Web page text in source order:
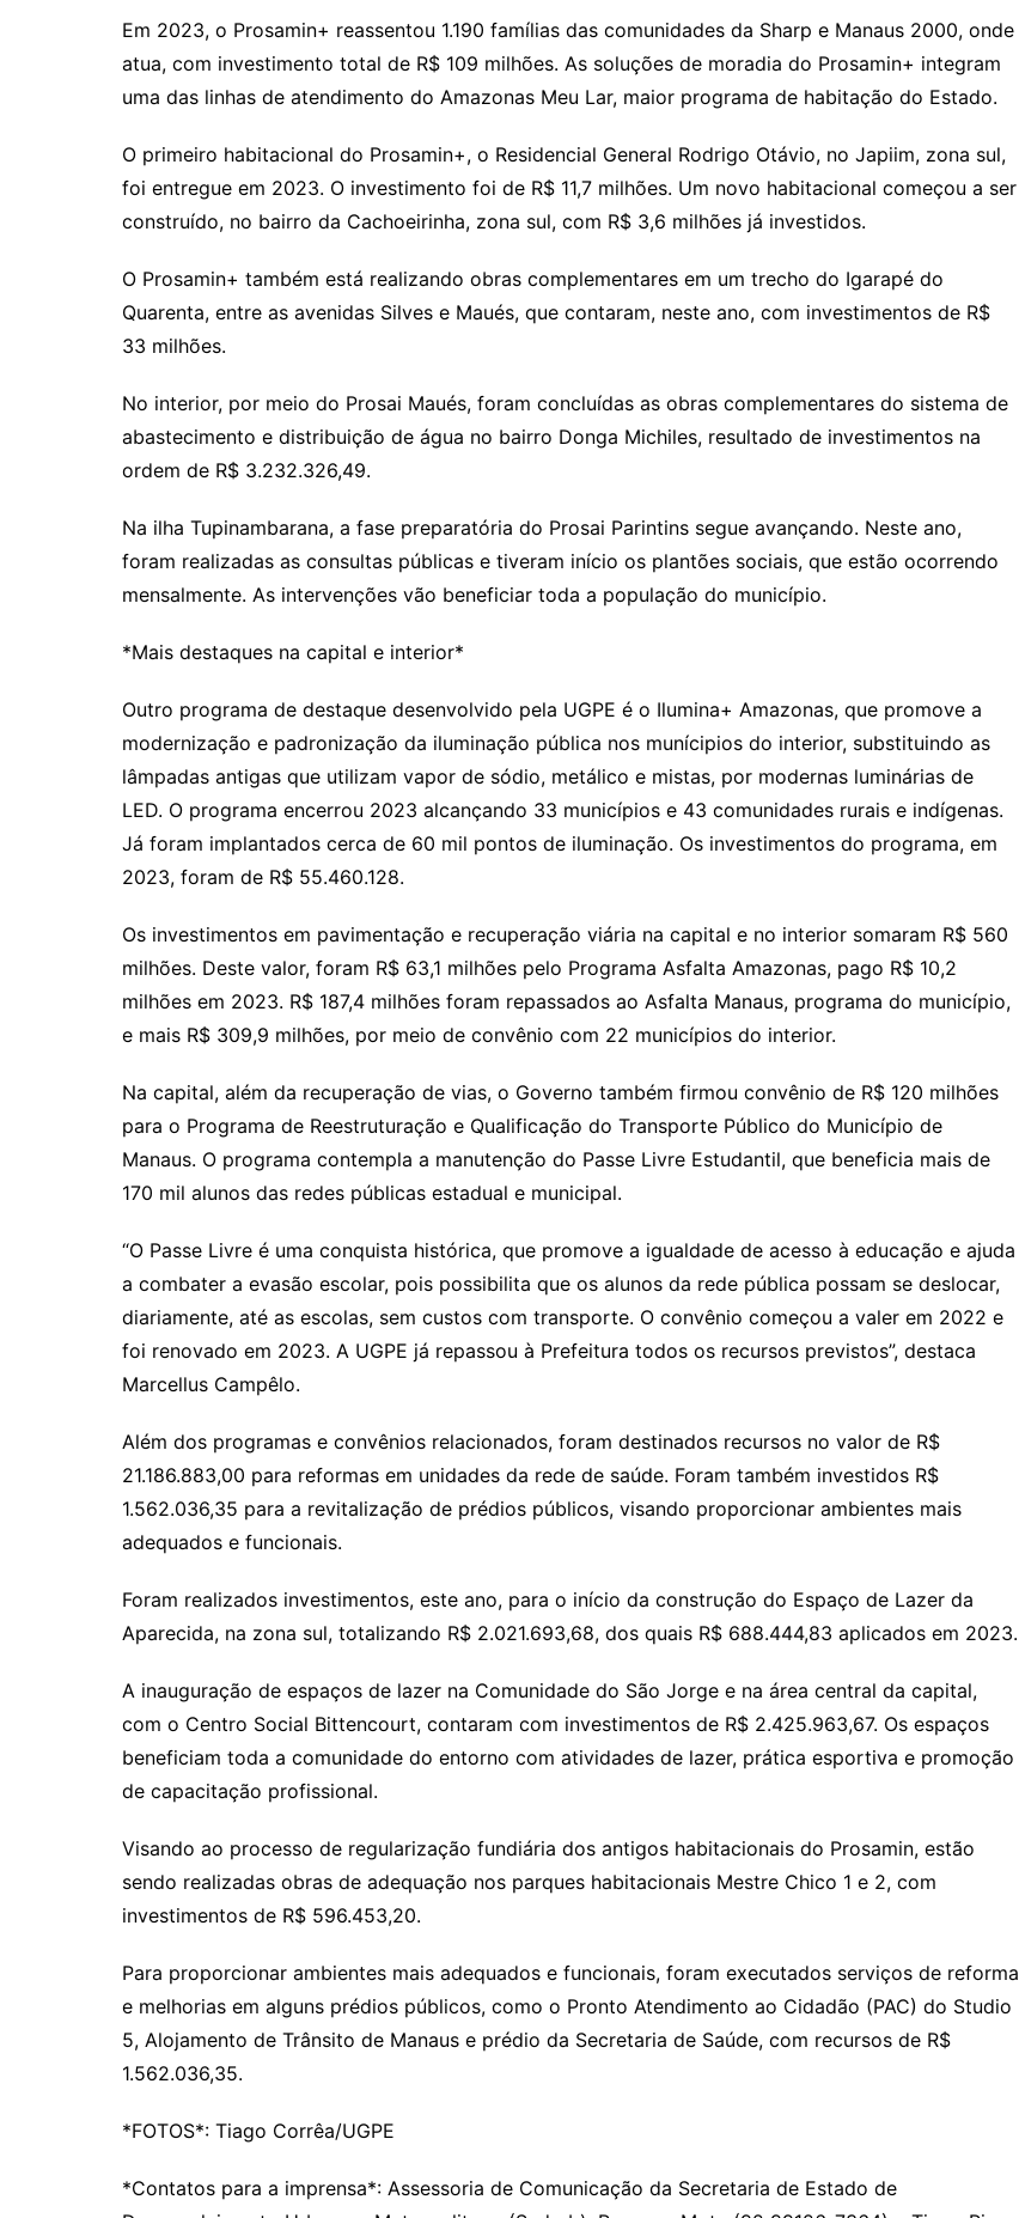
Em 2023, o Prosamin+ reassentou 1.190 famílias das comunidades da Sharp e Manaus 2000, onde
atua, com investimento total de R$ 109 milhões. As soluções de moradia do Prosamin+ integram
uma das linhas de atendimento do Amazonas Meu Lar, maior programa de habitação do Estado.
O primeiro habitacional do Prosamin+, o Residencial General Rodrigo Otávio, no Japiim, zona sul,
foi entregue em 2023. O investimento foi de R$ 11,7 milhões. Um novo habitacional começou a ser
construído, no bairro da Cachoeirinha, zona sul, com R$ 3,6 milhões já investidos.
O Prosamin+ também está realizando obras complementares em um trecho do Igarapé do
Quarenta, entre as avenidas Silves e Maués, que contaram, neste ano, com investimentos de R$
33 milhões.
No interior, por meio do Prosai Maués, foram concluídas as obras complementares do sistema de
abastecimento e distribuição de água no bairro Donga Michiles, resultado de investimentos na
ordem de R$ 3.232.326,49.
Na ilha Tupinambarana, a fase preparatória do Prosai Parintins segue avançando. Neste ano,
foram realizadas as consultas públicas e tiveram início os plantões sociais, que estão ocorrendo
mensalmente. As intervenções vão beneficiar toda a população do município.
*Mais destaques na capital e interior*
Outro programa de destaque desenvolvido pela UGPE é o Ilumina+ Amazonas, que promove a
modernização e padronização da iluminação pública nos munícipios do interior, substituindo as
lâmpadas antigas que utilizam vapor de sódio, metálico e mistas, por modernas luminárias de
LED. O programa encerrou 2023 alcançando 33 municípios e 43 comunidades rurais e indígenas.
Já foram implantados cerca de 60 mil pontos de iluminação. Os investimentos do programa, em
2023, foram de R$ 55.460.128.
Os investimentos em pavimentação e recuperação viária na capital e no interior somaram R$ 560
milhões. Deste valor, foram R$ 63,1 milhões pelo Programa Asfalta Amazonas, pago R$ 10,2
milhões em 2023. R$ 187,4 milhões foram repassados ao Asfalta Manaus, programa do município,
e mais R$ 309,9 milhões, por meio de convênio com 22 municípios do interior.
Na capital, além da recuperação de vias, o Governo também firmou convênio de R$ 120 milhões
para o Programa de Reestruturação e Qualificação do Transporte Público do Município de
Manaus. O programa contempla a manutenção do Passe Livre Estudantil, que beneficia mais de
170 mil alunos das redes públicas estadual e municipal.
“O Passe Livre é uma conquista histórica, que promove a igualdade de acesso à educação e ajuda
a combater a evasão escolar, pois possibilita que os alunos da rede pública possam se deslocar,
diariamente, até as escolas, sem custos com transporte. O convênio começou a valer em 2022 e
foi renovado em 2023. A UGPE já repassou à Prefeitura todos os recursos previstos”, destaca
Marcellus Campêlo.
Além dos programas e convênios relacionados, foram destinados recursos no valor de R$
21.186.883,00 para reformas em unidades da rede de saúde. Foram também investidos R$
1.562.036,35 para a revitalização de prédios públicos, visando proporcionar ambientes mais
adequados e funcionais.
Foram realizados investimentos, este ano, para o início da construção do Espaço de Lazer da
Aparecida, na zona sul, totalizando R$ 2.021.693,68, dos quais R$ 688.444,83 aplicados em 2023.
A inauguração de espaços de lazer na Comunidade do São Jorge e na área central da capital,
com o Centro Social Bittencourt, contaram com investimentos de R$ 2.425.963,67. Os espaços
beneficiam toda a comunidade do entorno com atividades de lazer, prática esportiva e promoção
de capacitação profissional.
Visando ao processo de regularização fundiária dos antigos habitacionais do Prosamin, estão
sendo realizadas obras de adequação nos parques habitacionais Mestre Chico 1 e 2, com
investimentos de R$ 596.453,20.
Para proporcionar ambientes mais adequados e funcionais, foram executados serviços de reforma
e melhorias em alguns prédios públicos, como o Pronto Atendimento ao Cidadão (PAC) do Studio
5, Alojamento de Trânsito de Manaus e prédio da Secretaria de Saúde, com recursos de R$
1.562.036,35.
*FOTOS*: Tiago Corrêa/UGPE
*Contatos para a imprensa*: Assessoria de Comunicação da Secretaria de Estado de